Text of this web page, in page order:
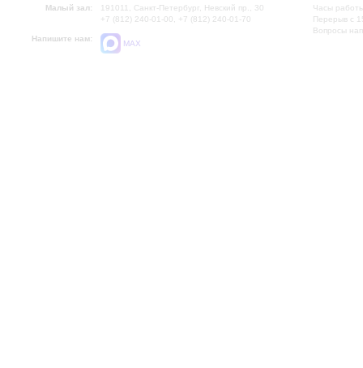
Малый зал:
191011, Санкт-Петербург, Невский пр., 30
+7 (812) 240-01-00, +7 (812) 240-01-70
Напишите нам:
MAX
Часы
Перерыв с
Вопросы